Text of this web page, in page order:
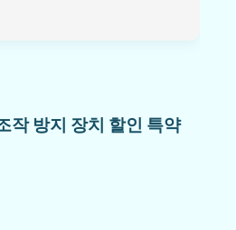
작 방지 장치 할인 특약